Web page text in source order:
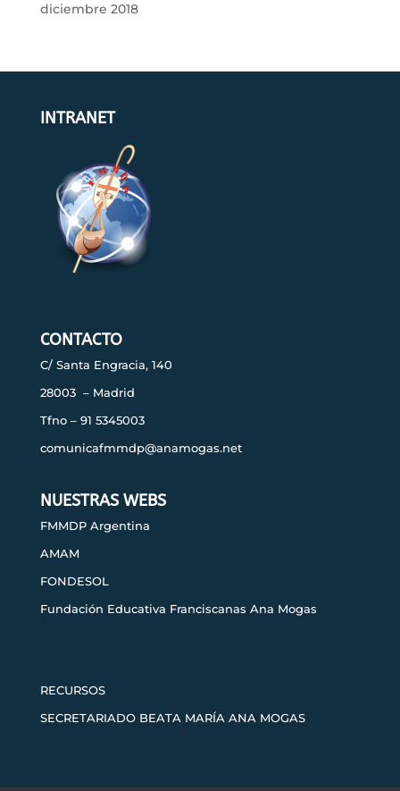
diciembre 2018
INTRANET
CONTACTO
C/ Santa Engracia, 140
28003 – Madrid
Tfno – 91 5345003
comunicafmmdp@anamogas.net
NUESTRAS WEBS
FMMDP Argentina
AMAM
FONDESOL
Fundación Educativa Franciscanas Ana Mogas
RECURSOS
SECRETARIADO BEATA MARÍA ANA MOGAS